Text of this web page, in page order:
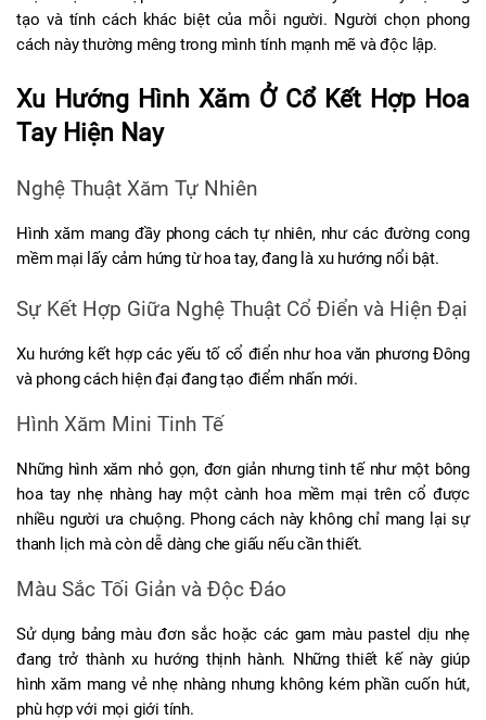
tạo và tính cách khác biệt của mỗi người. Người chọn phong
cách này thường mêng trong mình tính mạnh mẽ và độc lập.
Xu Hướng Hình Xăm Ở Cổ Kết Hợp Hoa
Tay Hiện Nay
Nghệ Thuật Xăm Tự Nhiên
Hình xăm mang đầy phong cách tự nhiên, như các đường cong
mềm mại lấy cảm hứng từ hoa tay, đang là xu hướng nổi bật.
Sự Kết Hợp Giữa Nghệ Thuật Cổ Điển và Hiện Đại
Xu hướng kết hợp các yếu tố cổ điển như hoa văn phương Đông
và phong cách hiện đại đang tạo điểm nhấn mới.
Hình Xăm Mini Tinh Tế
Những hình xăm nhỏ gọn, đơn giản nhưng tinh tế như một bông
hoa tay nhẹ nhàng hay một cành hoa mềm mại trên cổ được
nhiều người ưa chuộng. Phong cách này không chỉ mang lại sự
thanh lịch mà còn dễ dàng che giấu nếu cần thiết.
Màu Sắc Tối Giản và Độc Đáo
Sử dụng bảng màu đơn sắc hoặc các gam màu pastel dịu nhẹ
đang trở thành xu hướng thịnh hành. Những thiết kế này giúp
hình xăm mang vẻ nhẹ nhàng nhưng không kém phần cuốn hút,
phù hợp với mọi giới tính.